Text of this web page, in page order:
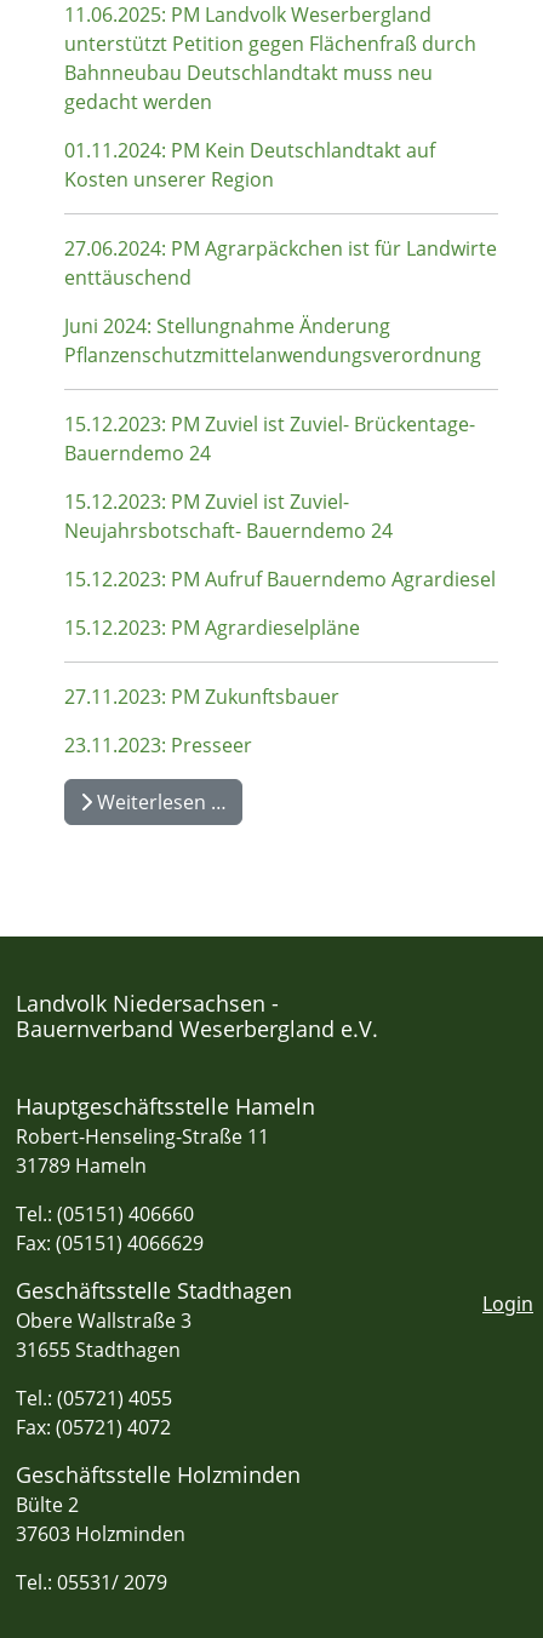
11.06.2025: PM Landvolk Weserbergland
unterstützt Petition gegen Flächenfraß durch
Bahnneubau Deutschlandtakt muss neu
gedacht werden
01.11.2024: PM Kein Deutschlandtakt auf
Kosten unserer Region
27.06.2024: PM Agrarpäckchen ist für Landwirte
enttäuschend
Juni 2024: Stellungnahme Änderung
Pflanzenschutzmittelanwendungsverordnung
15.12.2023: PM Zuviel ist Zuviel- Brückentage-
Bauerndemo 24
15.12.2023: PM Zuviel ist Zuviel-
Neujahrsbotschaft- Bauerndemo 24
15.12.2023: PM Aufruf Bauerndemo Agrardiesel
15.12.2023: PM Agrardieselpläne
27.11.2023: PM Zukunftsbauer
23.11.2023: Presseer
Weiterlesen …
Landvolk Niedersachsen -
Bauernverband Weserbergland e.V.
Hauptgeschäftsstelle Hameln
Robert-Henseling-Straße 11
31789 Hameln
Tel.: (05151) 406660
Fax: (05151) 4066629
Geschäftsstelle Stadthagen
Obere Wallstraße 3
31655 Stadthagen
Tel.: (05721) 4055
Fax: (05721) 4072
Geschäftsstelle Holzminden
Bülte 2
37603 Holzminden
Tel.: 05531/ 2079
Login